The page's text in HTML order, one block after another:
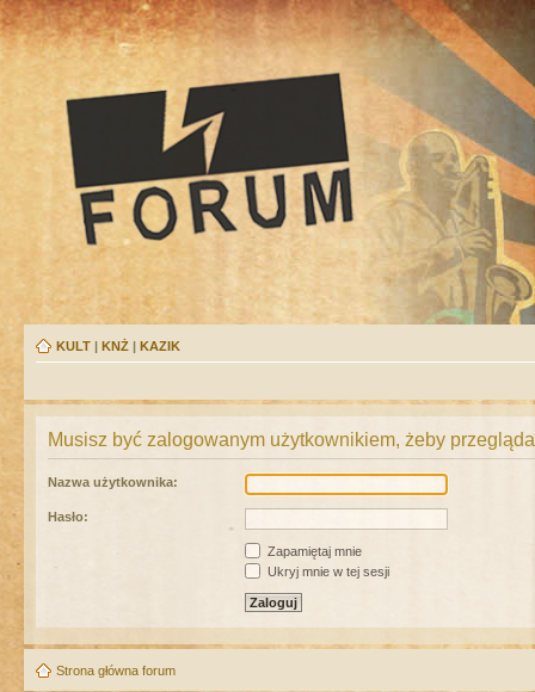
KULT | KNŻ | KAZIK
Musisz być zalogowanym użytkownikiem, żeby
Nazwa użytkownika:
Hasło:
Zapamiętaj mnie
Ukryj mnie w tej sesji
Strona główna forum